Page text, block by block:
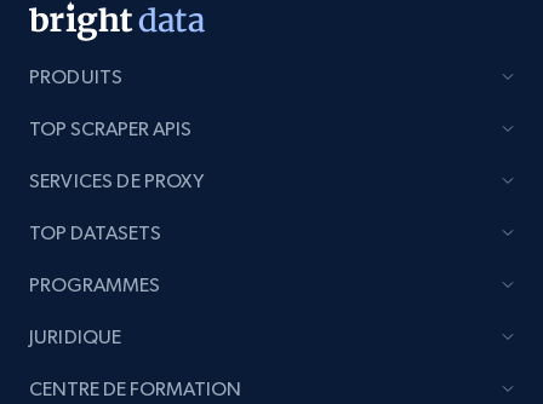
PRODUITS
TOP SCRAPER APIS
SERVICES DE PROXY
TOP DATASETS
PROGRAMMES
JURIDIQUE
CENTRE DE FORMATION